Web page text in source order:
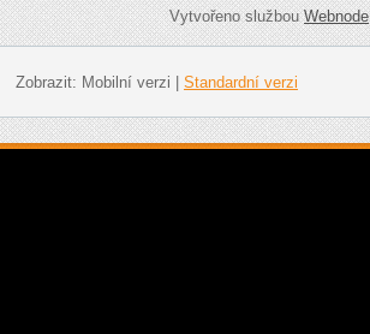
Vytvořeno službouWebnode
Zobrazit: Mobilní verzi Standardní verzi